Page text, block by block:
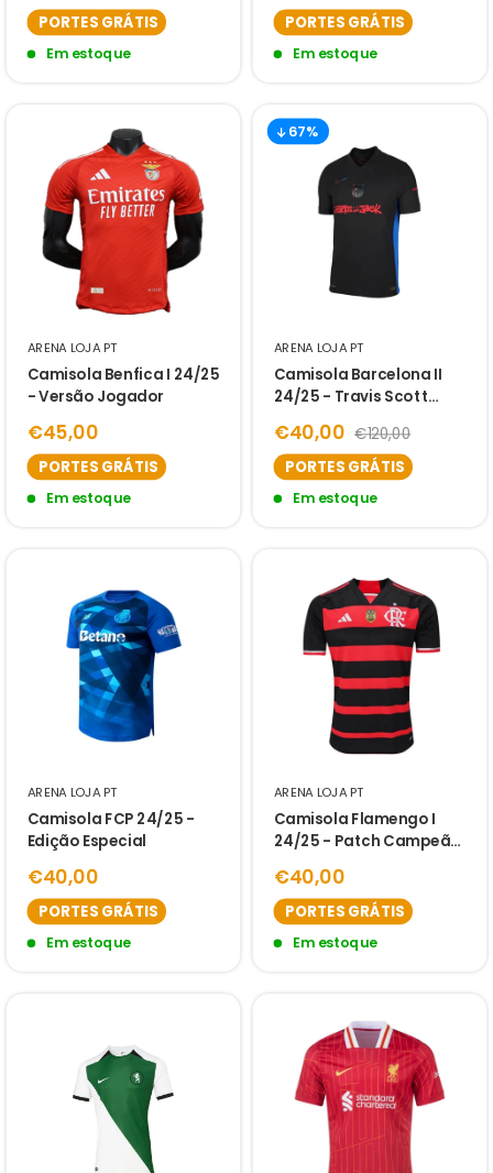
PORTES GRÁTIS
Em estoque
PORTES GRÁTIS
Em estoque
ARENA LOJA PT
Camisola Benfica I 24/25
- Versão Jogador
€45,00
PORTES GRÁTIS
Em estoque
67%
ARENA LOJA PT
Camisola Barcelona II
24/25 - Travis Scott
€40,00 €120,00
PORTES GRÁTIS
Em estoque
ARENA LOJA PT
Camisola FCP 24/25 -
Edição Especial
€40,00
PORTES GRÁTIS
Em estoque
ARENA LOJA PT
Camisola Flamengo I
24/25 - Patch Campeão
€40,00
PORTES GRÁTIS
Em estoque